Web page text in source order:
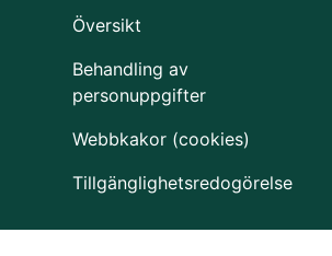
Översikt
Behandling av
personuppgifter
Webbkakor (cookies)
Tillgänglighetsredogörelse